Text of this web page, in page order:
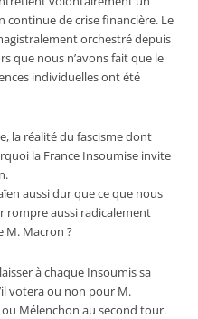
continue de crise financière. Le
orchestré depuis
que nous n’avons fait que le
individuelles ont été
la réalité du fascisme dont
la France Insoumise invite
aussi dur que ce que nous
rompre aussi radicalement
M. Macron ?
à chaque Insoumis sa
votera ou non pour M.
Mélenchon au second tour.